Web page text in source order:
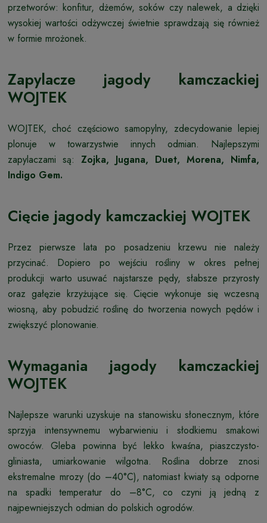
przetworów: konfitur, dżemów, soków czy nalewek, a dzięki
wysokiej wartości odżywczej świetnie sprawdzają się również
w formie mrożonek.
Zapylacze jagody kamczackiej
WOJTEK
WOJTEK, choć częściowo samopylny, zdecydowanie lepiej
plonuje w towarzystwie innych odmian. Najlepszymi
zapylaczami są: Zojka, Jugana, Duet, Morena, Nimfa,
Indigo Gem.
Cięcie jagody kamczackiej WOJTEK
Przez pierwsze lata po posadzeniu krzewu nie należy
przycinać. Dopiero po wejściu rośliny w okres pełnej
produkcji warto usuwać najstarsze pędy, słabsze przyrosty
oraz gałęzie krzyżujące się. Cięcie wykonuje się wczesną
wiosną, aby pobudzić roślinę do tworzenia nowych pędów i
zwiększyć plonowanie.
Wymagania jagody kamczackiej
WOJTEK
Najlepsze warunki uzyskuje na stanowisku słonecznym, które
sprzyja intensywnemu wybarwieniu i słodkiemu smakowi
owoców. Gleba powinna być lekko kwaśna, piaszczysto-
gliniasta, umiarkowanie wilgotna. Roślina dobrze znosi
ekstremalne mrozy (do –40°C), natomiast kwiaty są odporne
na spadki temperatur do –8°C, co czyni ją jedną z
najpewniejszych odmian do polskich ogrodów.